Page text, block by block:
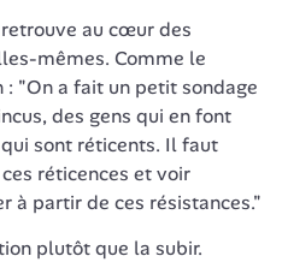
au cœur des
mêmes. Comme le
: "On a fait un petit sondage
des gens qui en font
sont réticents. Il faut
réticences et voir
à partir de ces résistances."
plutôt que la subir.